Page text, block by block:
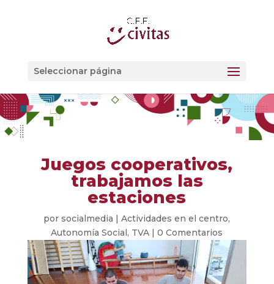
Seleccionar página
Juegos cooperativos,
trabajamos las
estaciones
porsocialmedia |Actividades en el centro,
Autonomía Social, TVA |0 Comentarios